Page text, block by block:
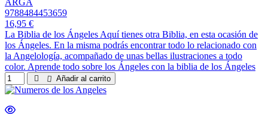
ARGA
9788484453659
16,95 €
La Biblia de los Ángeles Aquí tienes otra Biblia, en esta ocasión de
los Ángeles. En la misma podrás encontrar todo lo relacionado con
la Angelología, acompañado de unas bellas ilustraciones a todo
color. Aprende todo sobre los Ángeles con la biblia de los Ángeles
Añadir al carrito